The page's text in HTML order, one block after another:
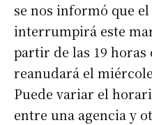
se nos informó que
interrumpirá este
partir de las 19 horas
reanudará el
Puede variar el
entre una agencia y